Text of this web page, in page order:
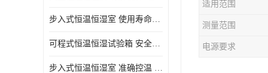
步入式恒温恒湿室 使用寿命长 移动和放置方便
可程式恒温恒湿试验箱 安全可靠 美观实用 清洁更方便
步入式恒温恒湿室 准确控温 试验周期自动化程度高
适用范围
测量范围
电源要求